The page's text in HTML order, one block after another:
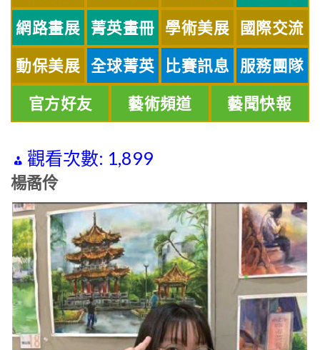
網路畫展 菁英畫冊 學術美展 國際交流
動保美展 全球菁英 比賽訊息 服務團隊
官方好友 藝術頻道 藝聞快報
觀看次數: 1,899
楊矞伶